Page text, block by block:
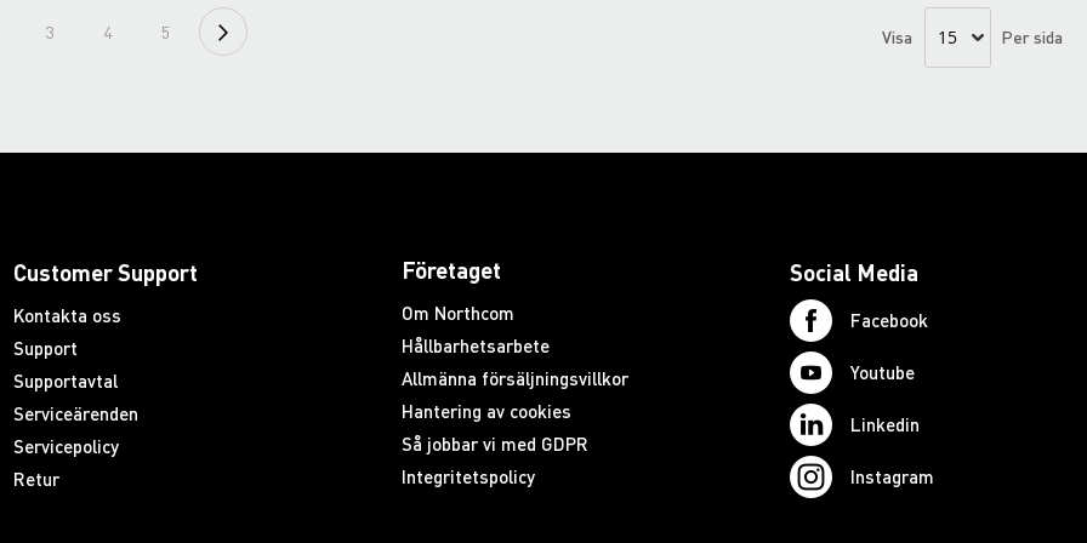
reading page
Sida
3 Sida
4 Sida
5 Sida
Nästa Visa Per sida
Customer Support
Kontakta oss
Support
Supportavtal
Serviceärenden
Servicepolicy
Retur
Företaget
Om Northcom
Hållbarhetsarbete
Allmänna försäljningsvillkor
Hantering av cookies
Så jobbar vi med GDPR
Integritetspolicy
Social Media
Facebook
Youtube
Linkedin
Instagram